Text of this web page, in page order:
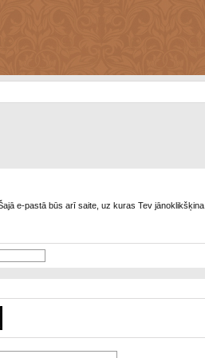
e-pastā būs arī saite, uz kuras Tev jānoklikšķina.